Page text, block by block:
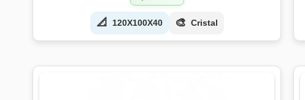
📐 120X100X40 🎨 Cristal